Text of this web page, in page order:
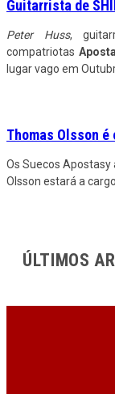
Guitarrista de
Peter Huss,
compatriotas
lugar vago em
Thomas Olsson
Os Suecos
Olsson estará a
ÚLTIMOS